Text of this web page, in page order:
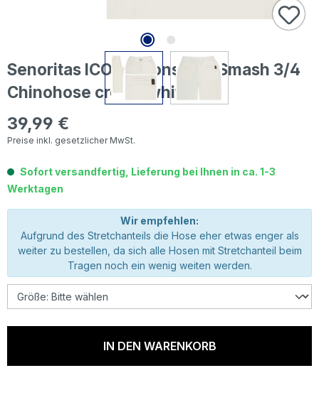
Senoritas ICON Moonshine Smash 3/4
Chinohose creme white
Regulärer Preis:
39,99 €
Preise inkl. gesetzlicher MwSt.
Sofort versandfertig, Lieferung bei Ihnen in ca. 1-3
Werktagen
Wir empfehlen:
Aufgrund des Stretchanteils die Hose eher etwas enger als
weiter zu bestellen, da sich alle Hosen mit Stretchanteil beim
Tragen noch ein wenig weiten werden.
IN DEN WARENKORB